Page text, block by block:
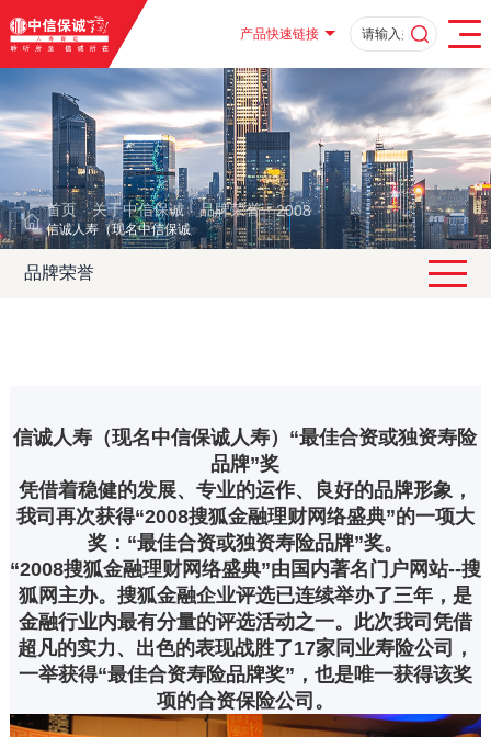
产品快速链接
首页 · 关于中信保诚 · 品牌荣誉 · 2008 ·
信诚人寿（现名中信保诚人寿）“最佳合资或独资寿险品牌”奖
品牌荣誉
信诚人寿（现名中信保诚人寿）“最佳合资或独资寿险
品牌”奖
凭借着稳健的发展、专业的运作、良好的品牌形象，
我司再次获得“2008搜狐金融理财网络盛典”的一项大
奖：“最佳合资或独资寿险品牌”奖。
“2008搜狐金融理财网络盛典”由国内著名门户网站--搜
狐网主办。搜狐金融企业评选已连续举办了三年，是
金融行业内最有分量的评选活动之一。此次我司凭借
超凡的实力、出色的表现战胜了17家同业寿险公司，
一举获得“最佳合资寿险品牌奖”，也是唯一获得该奖
项的合资保险公司。